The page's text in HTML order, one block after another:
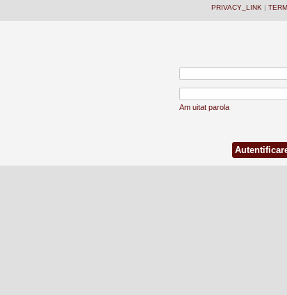
PRIVACY_LINK |
Am uitat parola